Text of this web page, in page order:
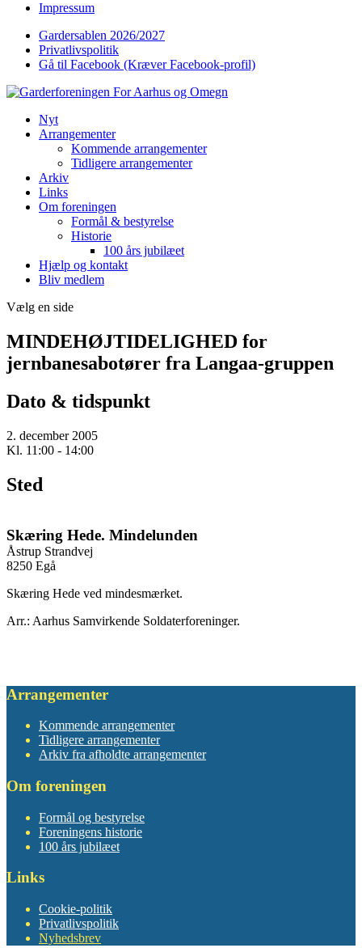
Impressum
Gardersablen 2026/2027
Privatlivspolitik
Gå til Facebook (Kræver Facebook-profil)
Nyt
Arrangementer
Kommende arrangementer
Tidligere arrangementer
Arkiv
Links
Om foreningen
Formål & bestyrelse
Historie
100 års jubilæet
Hjælp og kontakt
Bliv medlem
Vælg en side
MINDEHØJTIDELIGHED for
jernbanesabotører fra Langaa-gruppen
Dato & tidspunkt
2. december 2005
Kl. 11:00 - 14:00
Sted
Skæring Hede. Mindelunden
Åstrup Strandvej
8250 Egå
Skæring Hede ved mindesmærket.
Arr.: Aarhus Samvirkende Soldaterforeninger.
Arrangementer
Kommende arrangementer
Tidligere arrangementer
Arkiv fra afholdte arrangementer
Om foreningen
Formål og bestyrelse
Foreningens historie
100 års jubilæet
Links
Cookie-politik
Privatlivspolitik
Nyhedsbrev